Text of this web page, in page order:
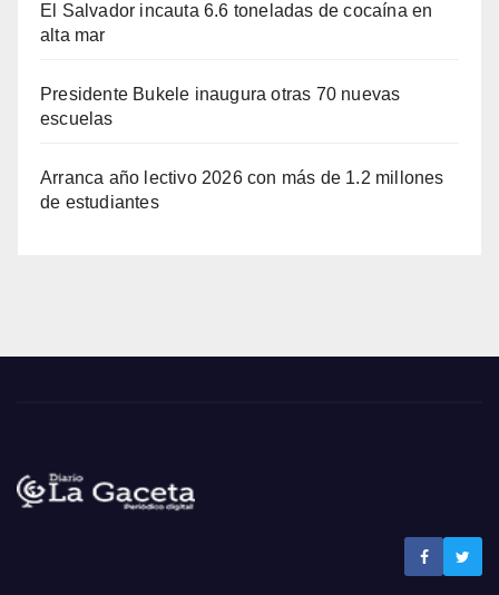
El Salvador incauta 6.6 toneladas de cocaína en
alta mar
Presidente Bukele inaugura otras 70 nuevas
escuelas
Arranca año lectivo 2026 con más de 1.2 millones
de estudiantes